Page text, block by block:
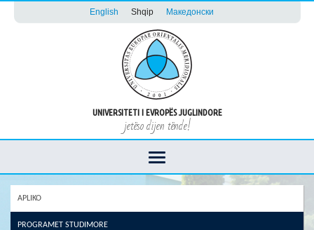
English Shqip Македонски
UNIVERSITETI I EVROPËS JUGLINDORE
jetëso dijen tënde!
APLIKO
PROGRAMET STUDIMORE